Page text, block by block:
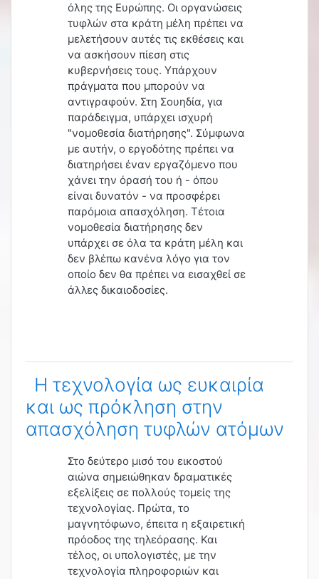
όλης της Ευρώπης. Οι οργανώσεις
τυφλών στα κράτη μέλη πρέπει να
μελετήσουν αυτές τις εκθέσεις και
να ασκήσουν πίεση στις
κυβερνήσεις τους. Υπάρχουν
πράγματα που μπορούν να
αντιγραφούν. Στη Σουηδία, για
παράδειγμα, υπάρχει ισχυρή
"νομοθεσία διατήρησης". Σύμφωνα
με αυτήν, ο εργοδότης πρέπει να
διατηρήσει έναν εργαζόμενο που
χάνει την όρασή του ή - όπου
είναι δυνατόν - να προσφέρει
παρόμοια απασχόληση. Τέτοια
νομοθεσία διατήρησης δεν
υπάρχει σε όλα τα κράτη μέλη και
δεν βλέπω κανένα λόγο για τον
οποίο δεν θα πρέπει να εισαχθεί σε
άλλες δικαιοδοσίες.
Η τεχνολογία ως ευκαιρία
και ως πρόκληση στην
απασχόληση τυφλών ατόμων
Στο δεύτερο μισό του εικοστού
αιώνα σημειώθηκαν δραματικές
εξελίξεις σε πολλούς τομείς της
τεχνολογίας. Πρώτα, το
μαγνητόφωνο, έπειτα η εξαιρετική
πρόοδος της τηλεόρασης. Και
τέλος, οι υπολογιστές, με την
τεχνολογία πληροφοριών και